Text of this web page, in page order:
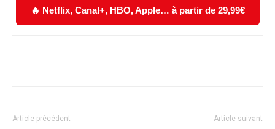
🔥 Netflix, Canal+, HBO, Apple… à partir de 29,99€
Article précédent Article suivant